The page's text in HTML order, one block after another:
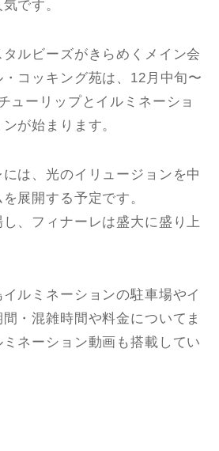
です。
ルビーズがきらめくメイン会
コッキング苑は、12月中旬〜
ューリップとイルミネーショ
が始まります。
は、光のイリュージョンを中
展開する予定です。
、フィナーレは盛大に盛り上
ルミネーションの駐車場やイ
・混雑時間や料金についてま
ネーション動画も搭載してい